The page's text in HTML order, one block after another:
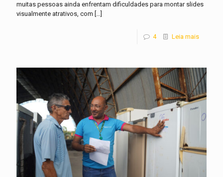
muitas pessoas ainda enfrentam dificuldades para montar slides
visualmente atrativos, com […]
4 Leia mais